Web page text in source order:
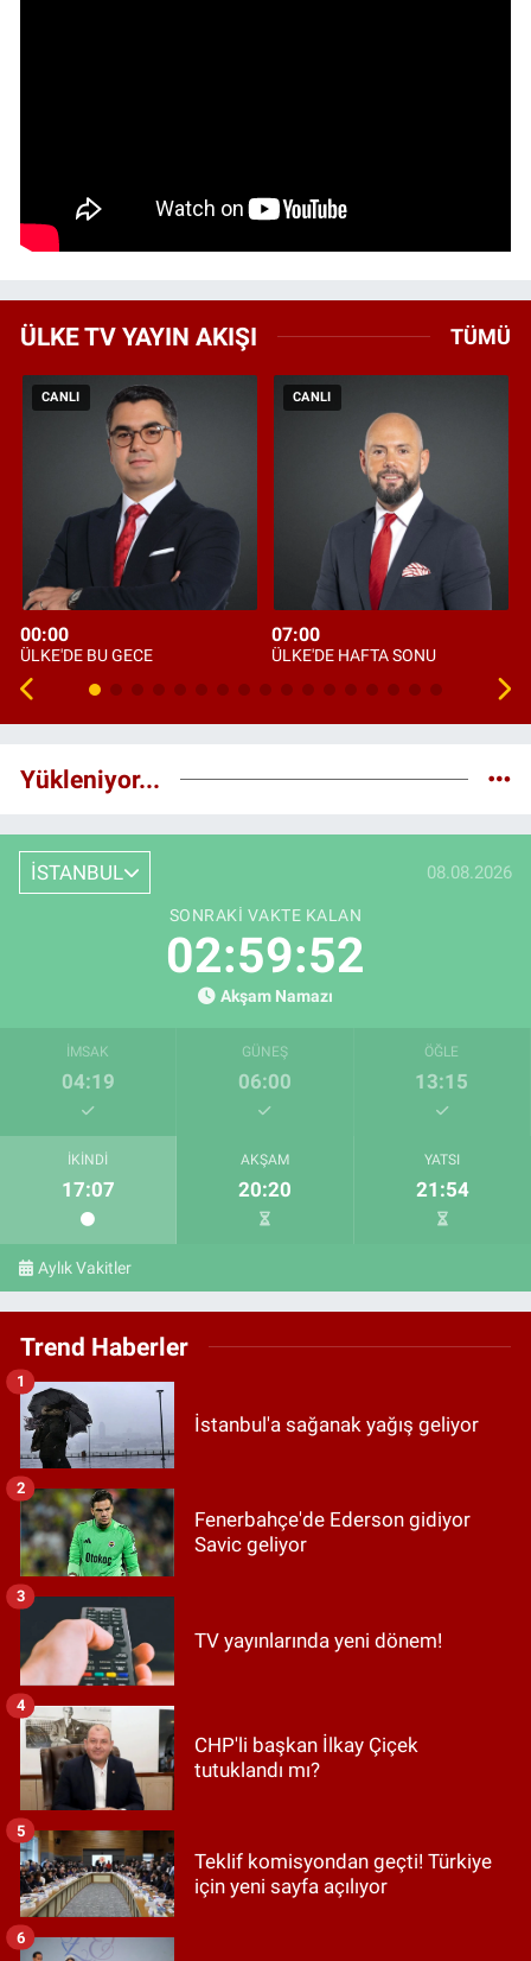
ÜLKE TV YAYIN AKIŞI TÜMÜ
CANLI
00:00
ÜLKE'DE BU GECE
CANLI
07:00
ÜLKE'DE HAFTA SONU
Yükleniyor...
İSTANBUL 08.08.2026
SONRAKI VAKTE KALAN
02:59:51
Akşam Namazı
İMSAK
04:19
GÜNEŞ
06:00
ÖĞLE
13:15
İKINDI
17:07
AKŞAM
20:20
YATSI
21:54
Aylık Vakitler
Trend Haberler
İstanbul'a sağanak yağış geliyor
1
Fenerbahçe'de Ederson gidiyor
Savic geliyor
2
TV yayınlarında yeni dönem!
3
CHP'li başkan İlkay Çiçek
tutuklandı mı?
4
Teklif komisyondan geçti! Türkiye
için yeni sayfa açılıyor
5
6